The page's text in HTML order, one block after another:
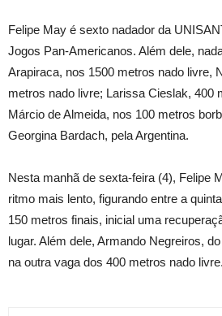
Felipe May é sexto nadador da
Jogos Pan-Americanos. Além dele,
Arapiraca, nos 1500 metros nado livre,
metros nado livre; Larissa Cieslak, 400
Márcio de Almeida, nos 100 metros
Georgina Bardach, pela Argentina.
Nesta manhã de sexta-feira (4), Felipe
ritmo mais lento, figurando entre a
150 metros finais, inicial uma
lugar. Além dele, Armando Negreiros,
na outra vaga dos 400 metros nado livre.